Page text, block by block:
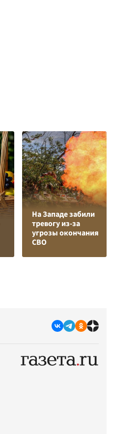
На Западе забили
тревогу из-за
угрозы окончания
СВО